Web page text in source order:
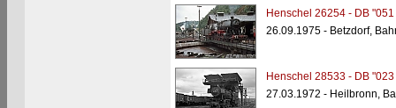
Henschel 26254 - DB
26.09.1975 - Betzdorf,
Henschel 28533 - DB
27.03.1972 - Heilbronn,